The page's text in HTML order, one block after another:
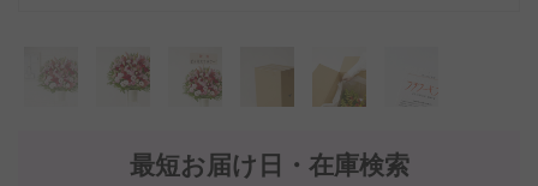
最短お届け日・在庫検索